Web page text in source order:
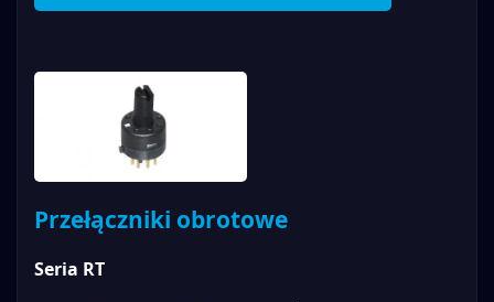
Przełączniki obrotowe
Seria RT